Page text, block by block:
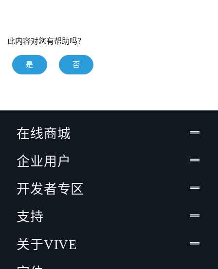
此内容对您有帮助吗？
是 否
在线商城
企业用户
开发者专区
支持
关于VIVE